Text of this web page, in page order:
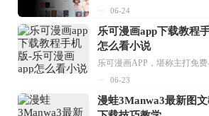
06-24
乐可漫画app下载教程
怎么看小说
06-23
漫蛙3Manwa3最新图